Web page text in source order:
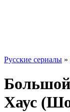
Русские сериалы »
Хаус